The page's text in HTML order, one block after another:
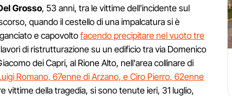
Grosso, 53 anni, tra le vittime dell'incidente sul
quando il cestello di una impalcatura si è
e capovoltofacendo precipitare nel vuoto tre
di ristrutturazione su un edificio tra via Domenico
dei Capri, al Rione Alto, nell'area collinare di
Romano, 67enne di Arzano, e Ciro Pierro, 62enne
vittime della tragedia, si sono tenute ieri, 31 luglio,